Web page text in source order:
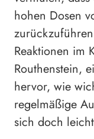
hohen Dosen
Reaktionen im
Routhenstein,
hervor, wie
regelmäßige
sich doch